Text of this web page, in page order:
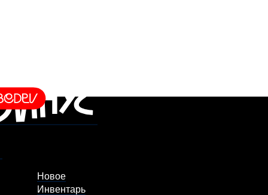
Новое
Инвентарь